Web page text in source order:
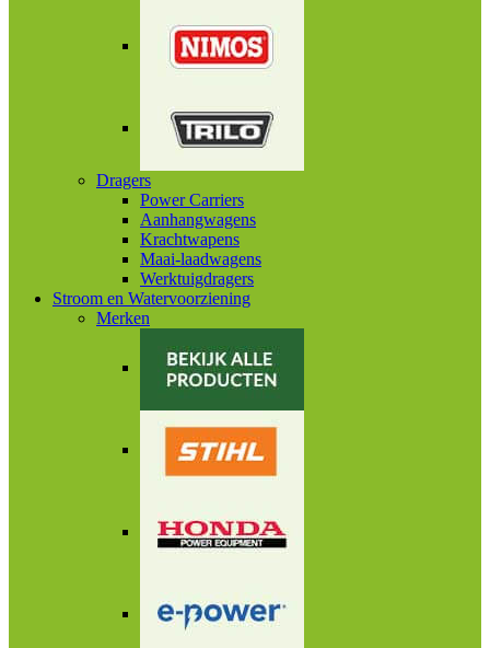
Dragers
Power Carriers
Aanhangwagens
Krachtwapens
Maai-laadwagens
Werktuigdragers
Stroom en Watervoorziening
Merken